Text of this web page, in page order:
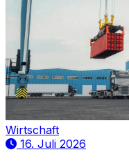
Wirtschaft
16. Juli 2026